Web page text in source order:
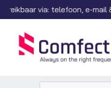
Motorola